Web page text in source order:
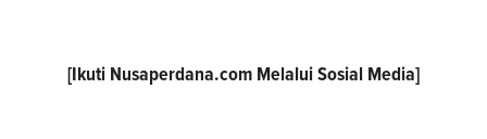
[Ikuti Nusaperdana.com Melalui Sosial Media]